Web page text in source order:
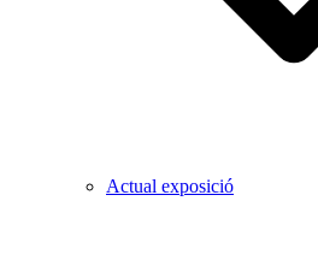
Actual exposició